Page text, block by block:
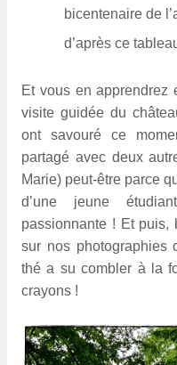
bicentenaire de
d’après ce
Et vous en apprendrez
visite guidée du
ont savouré ce
partagé avec deux
Marie) peut-être parce
d’une jeune
passionnante ! Et puis,
sur nos photographies
thé a su combler à la
crayons !